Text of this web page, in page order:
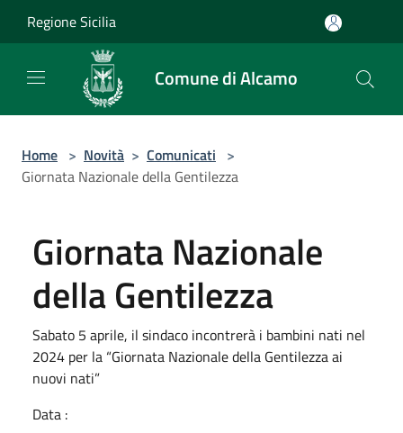
Regione Sicilia
Comune di Alcamo
Home > Novità > Comunicati >
Giornata Nazionale della Gentilezza
Giornata Nazionale
della Gentilezza
Sabato 5 aprile, il sindaco incontrerà i bambini nati nel
2024 per la “Giornata Nazionale della Gentilezza ai
nuovi nati”
Data :